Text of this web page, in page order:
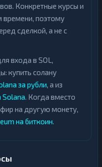
Конкретные курсы и
времени, поэтому
сделкой, а не с
входа в SOL,
купить солану
за рубли, а из
Solana. Когда вместо
на другую монету,
на биткоин.